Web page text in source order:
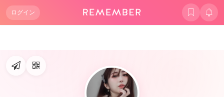
ログイン